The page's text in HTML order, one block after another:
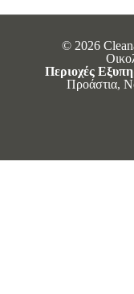
© 2026
Περιοχές
Προάστια,